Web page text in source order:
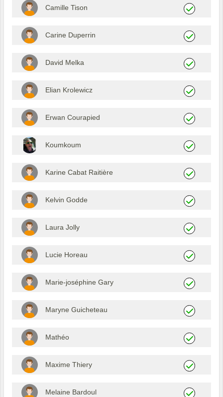
Camille Tison
Carine Duperrin
David Melka
Elian Krolewicz
Erwan Courapied
Koumkoum
Karine Cabat Raitière
Kelvin Godde
Laura Jolly
Lucie Horeau
Marie-joséphine Gary
Maryne Guicheteau
Mathéo
Maxime Thiery
Melaine Bardoul